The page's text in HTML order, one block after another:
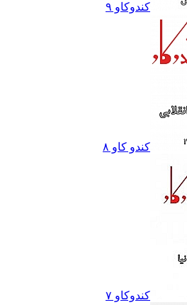
کندوکاو ٩
کندو کاو ٨
کندوکاو ۷